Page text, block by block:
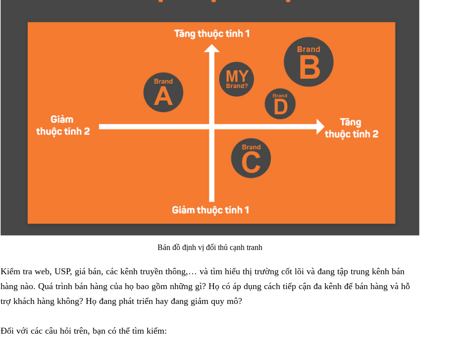
Bản đồ định vị đối thủ cạnh tranh
Kiểm tra web, USP, giá bán, các kênh truyền thông,… và tìm hiểu thị trường cốt lõi và đang tập trung kênh bán
hàng nào. Quá trình bán hàng của họ bao gồm những gì? Họ có áp dụng cách tiếp cận đa kênh để bán hàng và hỗ
trợ khách hàng không? Họ đang phát triển hay đang giảm quy mô?
Đối với các câu hỏi trên, bạn có thể tìm kiếm: